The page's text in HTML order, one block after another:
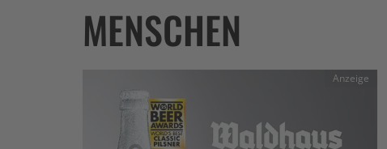
MENSCHEN
Anzeige